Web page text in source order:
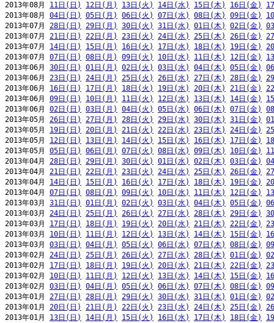
2013年08月 11日(日) 12日(月) 13日(火) 14日(水) 15日(木) 16日(金)
2013年08月 04日(日) 05日(月) 06日(火) 07日(水) 08日(木) 09日(金)
2013年07月 28日(日) 29日(月) 30日(火) 31日(水) 01日(木) 02日(金)
2013年07月 21日(日) 22日(月) 23日(火) 24日(水) 25日(木) 26日(金)
2013年07月 14日(日) 15日(月) 16日(火) 17日(水) 18日(木) 19日(金)
2013年07月 07日(日) 08日(月) 09日(火) 10日(水) 11日(木) 12日(金)
2013年06月 30日(日) 01日(月) 02日(火) 03日(水) 04日(木) 05日(金)
2013年06月 23日(日) 24日(月) 25日(火) 26日(水) 27日(木) 28日(金)
2013年06月 16日(日) 17日(月) 18日(火) 19日(水) 20日(木) 21日(金)
2013年06月 09日(日) 10日(月) 11日(火) 12日(水) 13日(木) 14日(金)
2013年06月 02日(日) 03日(月) 04日(火) 05日(水) 06日(木) 07日(金)
2013年05月 26日(日) 27日(月) 28日(火) 29日(水) 30日(木) 31日(金)
2013年05月 19日(日) 20日(月) 21日(火) 22日(水) 23日(木) 24日(金)
2013年05月 12日(日) 13日(月) 14日(火) 15日(水) 16日(木) 17日(金)
2013年05月 05日(日) 06日(月) 07日(火) 08日(水) 09日(木) 10日(金)
2013年04月 28日(日) 29日(月) 30日(火) 01日(水) 02日(木) 03日(金)
2013年04月 21日(日) 22日(月) 23日(火) 24日(水) 25日(木) 26日(金)
2013年04月 14日(日) 15日(月) 16日(火) 17日(水) 18日(木) 19日(金)
2013年04月 07日(日) 08日(月) 09日(火) 10日(水) 11日(木) 12日(金)
2013年03月 31日(日) 01日(月) 02日(火) 03日(水) 04日(木) 05日(金)
2013年03月 24日(日) 25日(月) 26日(火) 27日(水) 28日(木) 29日(金)
2013年03月 17日(日) 18日(月) 19日(火) 20日(水) 21日(木) 22日(金)
2013年03月 10日(日) 11日(月) 12日(火) 13日(水) 14日(木) 15日(金)
2013年03月 03日(日) 04日(月) 05日(火) 06日(水) 07日(木) 08日(金)
2013年02月 24日(日) 25日(月) 26日(火) 27日(水) 28日(木) 01日(金)
2013年02月 17日(日) 18日(月) 19日(火) 20日(水) 21日(木) 22日(金)
2013年02月 10日(日) 11日(月) 12日(火) 13日(水) 14日(木) 15日(金)
2013年02月 03日(日) 04日(月) 05日(火) 06日(水) 07日(木) 08日(金)
2013年01月 27日(日) 28日(月) 29日(火) 30日(水) 31日(木) 01日(金)
2013年01月 20日(日) 21日(月) 22日(火) 23日(水) 24日(木) 25日(金)
2013年01月 13日(日) 14日(月) 15日(火) 16日(水) 17日(木) 18日(金)